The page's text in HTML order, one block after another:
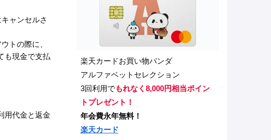
ャンセルさ
トの際に、
も現金で支払
用代金と返金
楽天カードお買い物パンダ
アルファベットセレクション
3回利用でもれなく8,000円相当ポイン
トプレゼント！
年会費永年無料！
楽天カード